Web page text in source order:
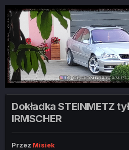
Dokładka STEINMETZ
IRMSCHER
Przez Misiek